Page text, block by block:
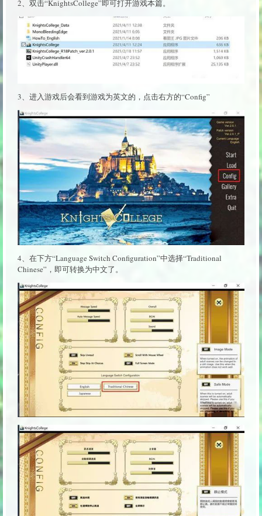
2、双击“KnightsCollege”即可打开游戏本篇。
3、进入游戏后会看到游戏为英文的，点击右方的“Config”
4、在下方“Language Switch Configuration”中选择“Traditional
Chinese”，即可转换为中文了。